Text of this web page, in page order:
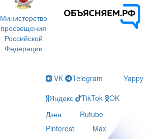
Министерство
просвещения
Российской
Федерации
VK Telegram
Yappy
Яндекс
TikTok
OK
Дзен
Rutube
Pinterest
Max